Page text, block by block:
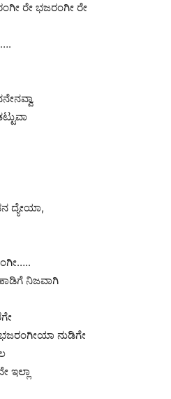
ರೇ ಭಜರಂಗೀ ರೇ
ದ್ಯೇಯಾ,
ನಿಜವಾಗಿ
ನುಡಿಗೇ
ಇಲ್ಲಾ